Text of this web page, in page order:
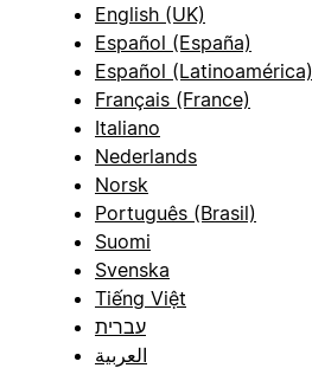
English (UK)
Español (España)
Español (Latinoamérica)
Français (France)
Italiano
Nederlands
Norsk
Português (Brasil)
Suomi
Svenska
Tiếng Việt
עברית
العربية